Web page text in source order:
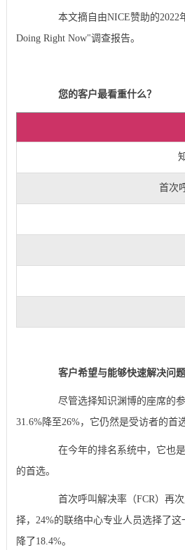
本文摘自由NICE赞助的2022年
Doing Right Now"调查报告。
您的客户最看重什么？
首次
客户希望与能够快速解决问题
尽管选择知识渊博的座席的参
31.6%降至26%，它仍然是受访者的首选
在今年的排名系统中，它也是
的首选。
首次呼叫解决率（FCR）再次
择，24%的联络中心专业人员选择了这
降了18.4%。